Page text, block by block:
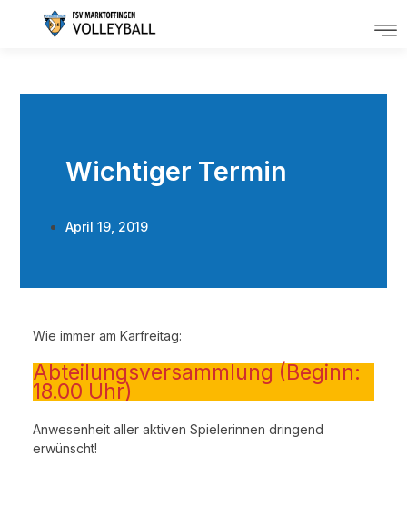
Wichtiger Termin
April 19, 2019
Wie immer am Karfreitag:
Abteilungsversammlung (Beginn:
18.00 Uhr)
Anwesenheit aller aktiven Spielerinnen dringend
erwünscht!